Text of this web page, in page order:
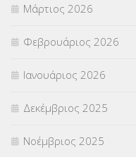
ΣΤΕΛΕΧΗ (360)
ΣΥΜΒΟΥΛΕΥΤΙΚΟΣ
ΣΥΝΤΑΞΕΙΣ(12)
ΣΧΟΛΙΚΟΙ ΣΥΜΒΟΥΛΟΙ
ΥΠΕΡΑΡΙΘΜΟΙ(1)
Μάρτιος 2026
Φεβρουάριος 2026
Ιανουάριος 2026
Δεκέμβριος 2025
Νοέμβριος 2025